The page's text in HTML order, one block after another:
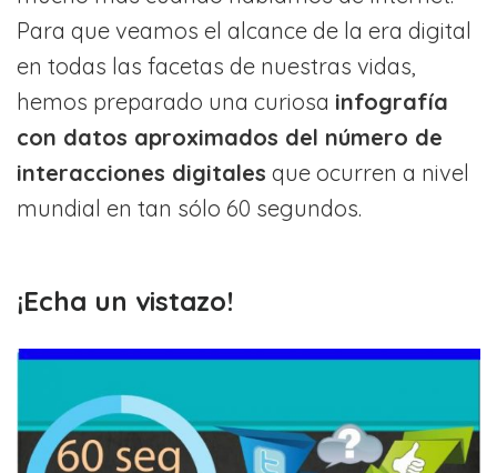
Para que veamos el alcance de la era digital
en todas las facetas de nuestras vidas,
hemos preparado una curiosa infografía
con datos aproximados del número de
interacciones digitales que ocurren a nivel
mundial en tan sólo 60 segundos.
¡Echa un vistazo!